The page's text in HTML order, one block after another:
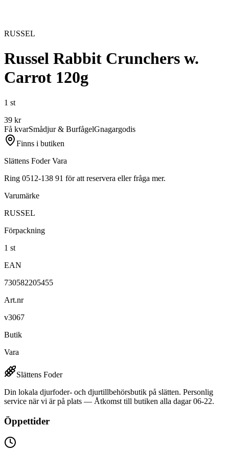
RUSSEL
Russel Rabbit Crunchers w.
Carrot 120g
1 st
39 kr
Få kvarSmådjur & BurfågelGnagargodis
Finns i butiken
Slättens Foder Vara
Ring 0512-138 91 för att reservera eller fråga mer.
Varumärke
RUSSEL
Förpackning
1 st
EAN
730582205455
Art.nr
v3067
Butik
Vara
Slättens Foder
Din lokala djurfoder- och djurtillbehörsbutik på slätten. Personlig
service när vi är på plats — Åtkomst till butiken alla dagar 06-22.
Öppettider